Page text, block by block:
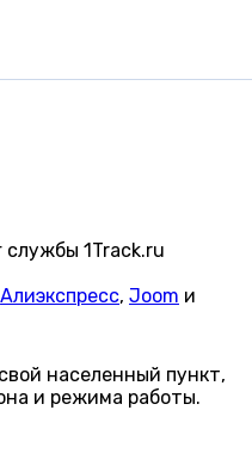
1Track.ru
Алиэкспресс, Joom и
населенный пункт,
и режима работы.